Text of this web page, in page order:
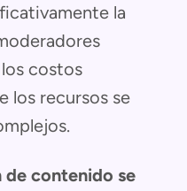
la
costos
los recursos se
de contenido se